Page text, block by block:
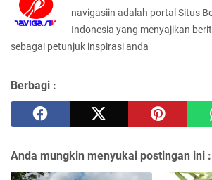
navigasiin adalah portal Situs
Indonesia yang menyajikan
sebagai petunjuk inspirasi anda
Berbagi :
Anda mungkin menyukai postingan ini :